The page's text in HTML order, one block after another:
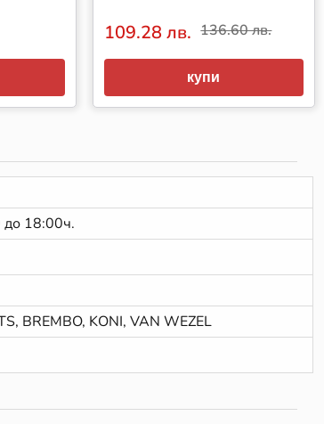
109.28 лв. 136.60 лв.
купи
до 18:00ч.
BREMBO, KONI, VAN WEZEL